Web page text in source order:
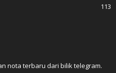
113
nota terbaru dari bilik telegram.